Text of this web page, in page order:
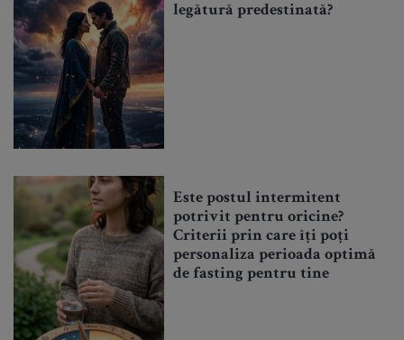
legătură predestinată?
Este postul intermitent
potrivit pentru oricine?
Criterii prin care îți poți
personaliza perioada optimă
de fasting pentru tine